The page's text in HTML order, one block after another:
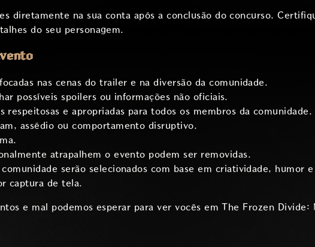
diretamente na sua conta após a conclusão do concurso.
do seu personagem.
nas cenas do trailer e na diversão da comunidade.
possíveis spoilers ou informações não oficiais.
respeitosas e apropriadas para todos os membros da comunidade.
assédio ou comportamento disruptivo.
atrapalhem o evento podem ser removidas.
serão selecionados com base em criatividade, humor
captura de tela.
e mal podemos esperar para ver vocês em The Frozen Divide: